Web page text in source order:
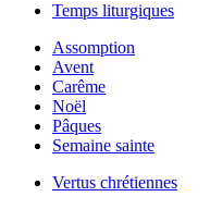
Temps liturgiques
Assomption
Avent
Carême
Noël
Pâques
Semaine sainte
Vertus chrétiennes